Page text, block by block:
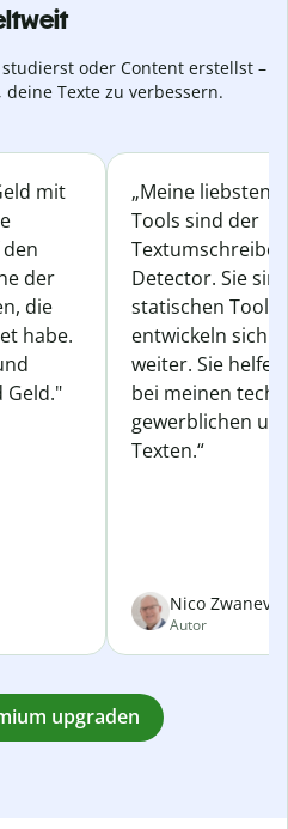
oder Content erstellst –
Texte zu verbessern.
mit
der
die
habe.
Geld."
„Meine liebsten
Tools sind der
Detector. Sie
statischen
entwickeln sich
weiter. Sie
bei meinen
gewerblichen
Texten.“
Nico
Autor
upgraden